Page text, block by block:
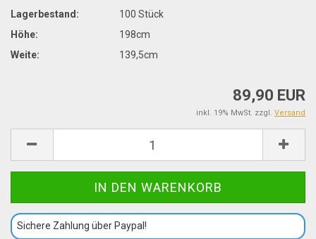
Lagerbestand: 100Stück
Höhe:
198cm
Weite:
139,5cm
89,90 EUR
inkl. 19% MwSt. zzgl. Versand
Sichere Zahlung über Paypal!